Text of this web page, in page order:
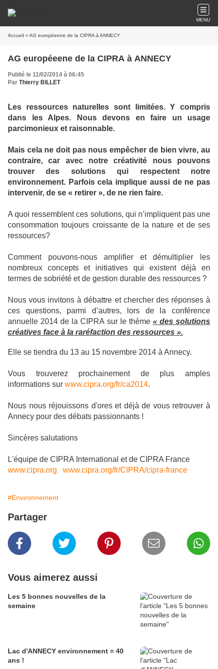
MENU
Accueil » AG européeene de la CIPRA à ANNECY
AG européeene de la CIPRA à ANNECY
Publié le 11/02/2014 à 06:45
Par Thierry BILLET
Les ressources naturelles sont limitées. Y compris
dans les Alpes. Nous devons en faire un usage
parcimonieux et raisonnable.
Mais cela ne doit pas nous empêcher de bien vivre, au
contraire, car avec notre créativité nous pouvons
trouver des solutions qui respectent notre
environnement. Parfois cela implique aussi de ne pas
intervenir, de se « retirer », de ne rien faire.
A quoi ressemblent ces solutions, qui n’impliquent pas une
consommation toujours croissante de la nature et de ses
ressources?
Comment pouvons-nous amplifier et démultiplier les
nombreux concepts et initiatives qui existent déjà en
termes de sobriété et de gestion durable des ressources ?
Nous vous invitons à débattre et chercher des réponses à
ces questions, parmi d’autres, lors de la conférence
annuelle 2014 de la CIPRA sur le thème « des solutions
créatives face à la raréfaction des ressources ».
Elle se tiendra du 13 au 15 novembre 2014 à Annecy.
Vous trouverez prochainement de plus amples
informations sur www.cipra.org/fr/ca2014.
Nous nous réjouissons d'ores et déjà de vous retrouver à
Annecy pour des débats passionnants !
Sincères salutations
L'équipe de CIPRA International et de CIPRA France
www.cipra.org
www.cipra.org/fr/CIPRA/cipra-france
#Environnement
Partager
Vous aimerez aussi
Les 5 bonnes nouvelles de la
semaine
Lac d'ANNECY environnement = 40
ans !